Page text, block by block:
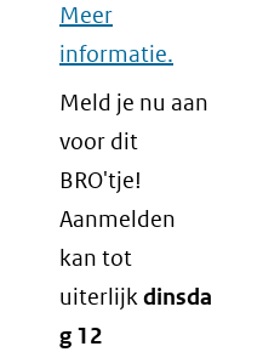
Meer
informatie.
Meld je nu aan
voor dit
BRO'tje!
Aanmelden
kan tot
uiterlijkdinsda
g 12